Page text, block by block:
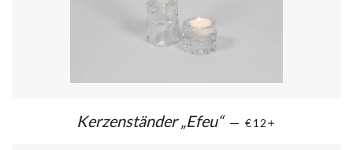
Kerzenständer „Efeu“ — €12